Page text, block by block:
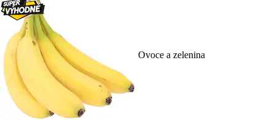
Ovoce a zelenina